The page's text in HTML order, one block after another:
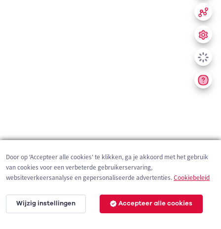
200 m
Door op 'Accepteer alle cookies' te klikken, ga je akkoord met het gebruik
van cookies voor een verbeterde gebruikerservaring,
websiteverkeersanalyse en gepersonaliseerde advertenties.Cookiebeleid
Wijzig instellingen Accepteer alle cookies